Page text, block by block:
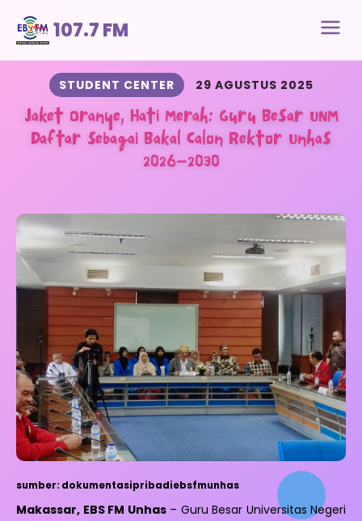
107.7 FM
STUDENT CENTER 29 AGUSTUS 2025
Jaket Oranye, Hati Merah: Guru Besar UNM
Daftar sebagai Bakal Calon Rektor Unhas
2026–2030
sumber: dokumentasipribadiebsfmunhas
Makassar, EBS FM Unhas– Guru Besar Universitas Negeri